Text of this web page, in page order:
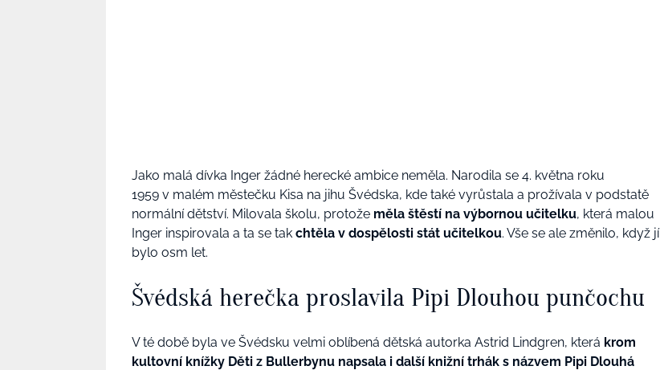
Jako malá dívka Inger žádné herecké ambice neměla. Narodila se 4. května roku
1959 v malém městečku Kisa na jihu Švédska, kde také vyrůstala a prožívala v podstatě
normální dětství. Milovala školu, protože měla štěstí na výbornou učitelku, která malou
Inger inspirovala a ta se tak chtěla v dospělosti stát učitelkou. Vše se ale změnilo, když jí
bylo osm let.
Švédská herečka proslavila Pipi Dlouhou punčochu
V té době byla ve Švédsku velmi oblíbená dětská autorka Astrid Lindgren, která krom
kultovní knížky Děti z Bullerbynu napsala i další knižní trhák s názvem Pipi Dlouhá